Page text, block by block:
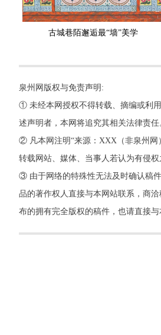
古城巷陌邂逅最“墙”美学
泉州网版权与免责声明:
① 未经本网授权不得转载、摘编或利
述声明者，本网将追究其相关法律责
② 凡本网注明“来源：XXX（非泉州网
转载网站、媒体、当事人若认为有侵
③ 由于网络的特殊性无法及时确认稿
品的著作权人直接与本网站联系，商
布的拥有完全版权的稿件，也请直接与